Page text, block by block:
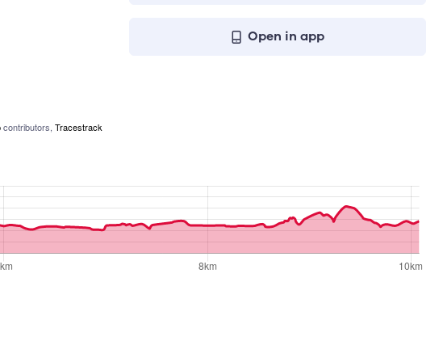
contributors, Tracestrack
Open in app
waarden geven respectievelijk het aantal te stijgen meters, het